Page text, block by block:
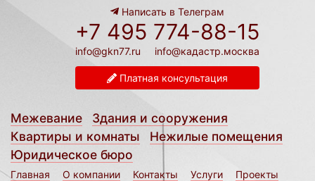
Написать в Телеграм
+7 495 774-88-15
info@gkn77.ru info@кадастр.москва
Платная консультация
Межевание
Здания и сооружения
Квартиры и комнаты
Нежилые помещения
Юридическое бюро
Главная О компании Контакты Услуги
Проекты